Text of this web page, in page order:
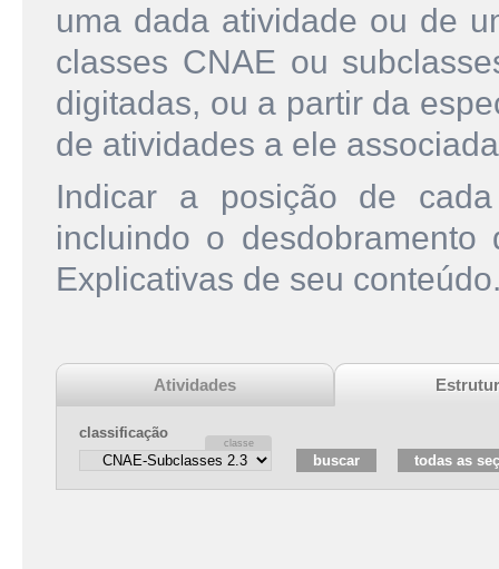
uma dada atividade ou de
classes CNAE ou
digitadas, ou a partir da
de atividades a ele
Indicar a posição de
incluindo o
Explicativas de seu
Atividades
classificação